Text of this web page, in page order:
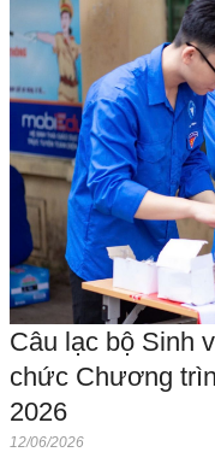
Câu lạc bộ Sinh
chức Chương
2026
12/06/2026